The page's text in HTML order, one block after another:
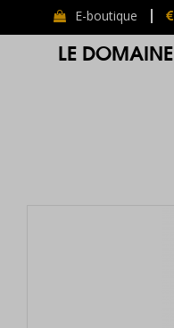
E-boutique
LE DOMAINE